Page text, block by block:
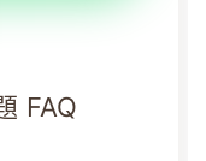
FAQ